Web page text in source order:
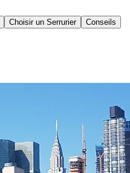
Choisir un Serrurier Conseils